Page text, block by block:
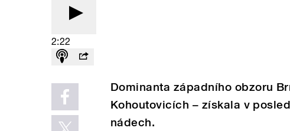
2:22
Dominanta západního obzoru
Kohoutovicích – získala v
nádech.